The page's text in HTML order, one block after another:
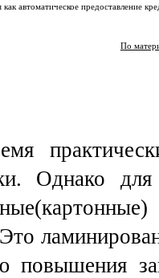
автоматическое предос­тавление
По
Однако
повышения